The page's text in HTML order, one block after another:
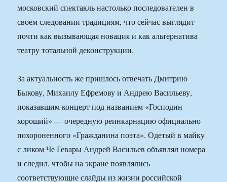
московский спектакль настолько последователен в
своем следовании традициям, что сейчас выглядит
почти как вызывающая новация и как альтернатива
театру тотальной деконструкции.
За актуальность же пришлось отвечать Дмитрию
Быкову, Михаилу Ефремову и Андрею Васильеву,
показавшим концерт под названием «Господин
хороший» — очередную реинкарнацию официально
похороненного «Гражданина поэта». Одетый в майку
с ликом Че Гевары Андрей Васильев объявлял номера
и следил, чтобы на экране появлялись
соответствующие слайды из жизни российской